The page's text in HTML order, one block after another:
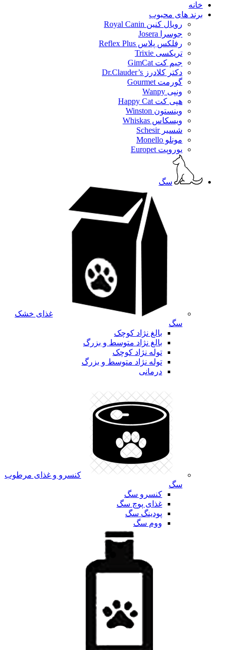
خانه
برند های محبوب
رویال کنین Royal Canin
جوسرا Josera
رفلکس پلاس Reflex Plus
تریکسی Trixie
جیم کت GimCat
دکتر کلادرز Dr.Clauder’s
گورمت Gourmet
ونپی Wanpy
هپی کت Happy Cat
وینستون Winston
ویسکاس Whiskas
شسیر Schesir
مونلو Monello
یوروپت Europet
سگ
غذای خشک
سگ
بالغ نژاد کوچک
بالغ نژاد متوسط و بزرگ
توله نژاد کوچک
توله نژاد متوسط و بزرگ
درمانی
کنسرو و غذای مرطوب
سگ
کنسرو سگ
غذای پوچ سگ
پودینگ سگ
ووم سگ